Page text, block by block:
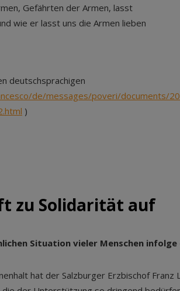
Gefährten der Armen, lasst
wie er lasst uns die Armen lieben
deutschsprachigen
de/messages/poveri/documents/
)
zu Solidarität auf
Situation vieler Menschen
hat der Salzburger Erzbischof